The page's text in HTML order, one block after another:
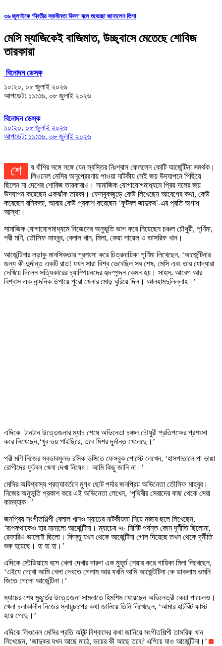
৩৬ জুলাইকে ‘দ্বিতীয় স্বাধীনতা দিবস’ বলে শুভেচ্ছা জানালেন তিশা
মেসি ম্যাজিকেই বাজিমাত, উচ্ছ্বাসে মেতেছে শোবিজ
তারকারা
বিনোদন ডেস্ক
১০:২০, ০৮ জুলাই ২০২৬
আপডেট: ১১:৩৬, ০৮ জুলাই ২০২৬
বিনোদন ডেস্ক
১০:২০, ০৮ জুলাই ২০২৬
আপডেট: ১১:৩৬, ০৮ জুলাই ২০২৬
শেষ বাঁশির সঙ্গে সঙ্গে যেন স্বস্তির নিঃশ্বাস ফেললেন কোটি আর্জেন্টিনা সমর্থক।
লিওনেল মেসির অনুপ্রেরণায় পাওয়া নাটকীয় সেই জয় উদযাপনে পিছিয়ে
ছিলেন না দেশের শোবিজ তারকারাও। সামাজিক যোগাযোগমাধ্যমে প্রিয় দলের জয়
উদযাপন করেছেন একঝাঁক তারকা। ফেসবুকজুড়ে কেউ লিখেছেন আবেগের কথা, কেউ
করেছেন রসিকতা, আবার কেউ প্রকাশ করেছেন ‘ফুটবল জাদুকর’-এর প্রতি অগাধ
আস্থা।
সামাজিক যোগাযোগমাধ্যমে নিজেদের অনুভূতি ভাগ করে নিয়েছেন চঞ্চল চৌধুরী, পূর্ণিমা,
পরী মণি, তৌসিফ মাহবুব, বেলাল খান, মিলা, কেয়া পায়েল ও তাসরিফ খান।
আর্জেন্টিনার লড়াকু মানসিকতার প্রশংসা করে চিত্রনায়িকা পূর্ণিমা লিখেছেন, ‘আর্জেন্টিনার
জন্য কী দুর্দান্ত একটি রাত! যখন সারা বিশ্ব ভেবেছিল সব শেষ, মেসি এবং তার যোদ্ধারা
দেখিয়ে দিলেন সত্যিকারের চ্যাম্পিয়নদের হৃদস্পন্দন কেমন হয়। সাহস, আবেগ আর
বিশ্বাস এক নান্দনিক উপায়ে পুরো খেলার মোড় ঘুরিয়ে দিল। আলহামদুলিল্লাহ।’
এদিকে টানটান উত্তেজনার ম্যাচ শেষে অভিনেতা চঞ্চল চৌধুরী প্রতিপক্ষের প্রশংসা
করে লিখেছেন,‘খুব ভয় পাইছিরে, তবে মিশর দূর্দান্ত খেলেছে।’
পরী মণি নিজের স্বভাবসুলভ রসিক ভঙ্গিতে ফেসবুক পোস্টে লেখেন, ‘হাসপাতালে পা ভাঙা
রোগীদের ফুটবল খেলা দেখা নিষেধ। আমি কিছু জানি না।’
মেসির অবিশ্বাস্য প্রত্যাবর্তনে মুগ্ধ ছোট পর্দার জনপ্রিয় অভিনেতা তৌসিফ মাহবুব।
নিজের অনুভূতি প্রকাশ করে এই অভিনেতা লেখেন, ‘পৃথিবীর সেরাদের কাছ থেকে সেরা
কামব্যাক।’
জনপ্রিয় সংগীতশিল্পী বেলাল খানও ম্যাচের নাটকীয়তা নিয়ে মজার ছলে লিখেছেন,
‘রূপকথাকেও হার মানালো আর্জেন্টিনা। ম্যাচের ৭৮ মিনিট পর্যন্ত কোন দূর্নীতি ছিলোনা,
রেফারিও ভালোই ছিলো। কিন্তু যখন থেকে আর্জেন্টিনা গোল দিয়েছে তখন থেকে দূর্নীতি
শুরু হয়েছে। হা হা হা।’
এদিকে স্টেডিয়ামে বসে খেলা দেখার দারুণ এক মুহূর্ত শেয়ার করে গায়িকা মিলা লিখেছেন,
‘এইযে দেখো আমি খেলা দেখতে গেলাম আর যখনি আমি আর্জেন্টটিনা কে ডাকলাম ওমনি
জিতে গেলো আর্জেন্টিনা।’
ম্যাচের শেষ মুহূর্তের উত্তেজনা সামলাতে হিমশিম খেয়েছেন অভিনেত্রী কেয়া পায়েলও।
খেলা চলাকালীন নিজের স্নায়ুচাপের কথা জানিয়ে তিনি লিখেছেন, ‘আমার হার্টবিট ফাস্ট
হয়ে গেছে।’
এদিকে লিওনেল মেসির প্রতি অটুট বিশ্বাসের কথা জানিয়ে সংগীতশিল্পী তাসরিফ খান
লিখেছেন, ‘জাদুকর যখন আছে মাঠে, ভয়ের কী আছে তবে? এগিয়ে যাও আর্জেন্টিনা।’